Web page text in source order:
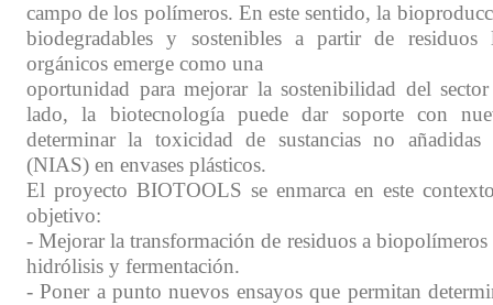
campo de los polímeros. En este sentido, la
biodegradables y sostenibles a partir de residuos
orgánicos emerge como una
oportunidad para mejorar la sostenibilidad del
lado, la biotecnología puede dar soporte con
determinar la toxicidad de sustancias no añadidas
(NIAS) en envases plásticos.
El proyecto BIOTOOLS se enmarca en este
objetivo:
- Mejorar la transformación de residuos a biopolímeros
hidrólisis y fermentación.
- Poner a punto nuevos ensayos que permitan